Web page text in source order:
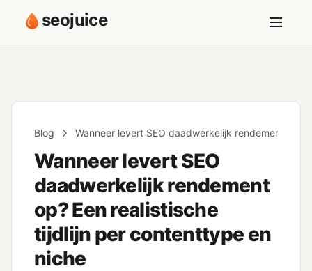
seojuice
Blog Wanneer levert SEO daadwerkelijk rendement
Wanneer levert SEO
daadwerkelijk rendement
op? Een realistische
tijdlijn per contenttype en
niche